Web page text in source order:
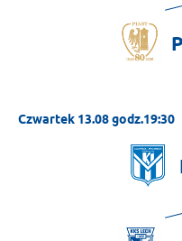
Czwartek 13.08 godz.19:30